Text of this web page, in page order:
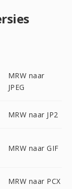
MRW naar
JPEG
MRW naar JP2
MRW naar GIF
MRW naar PCX